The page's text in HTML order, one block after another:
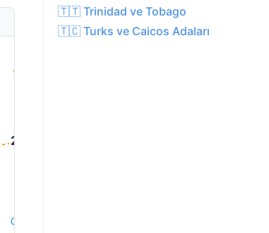
29.0°
0.0 mm
🇹🇹 Trinidad ve Tobago
🇹🇨 Turks ve Caicos Adaları